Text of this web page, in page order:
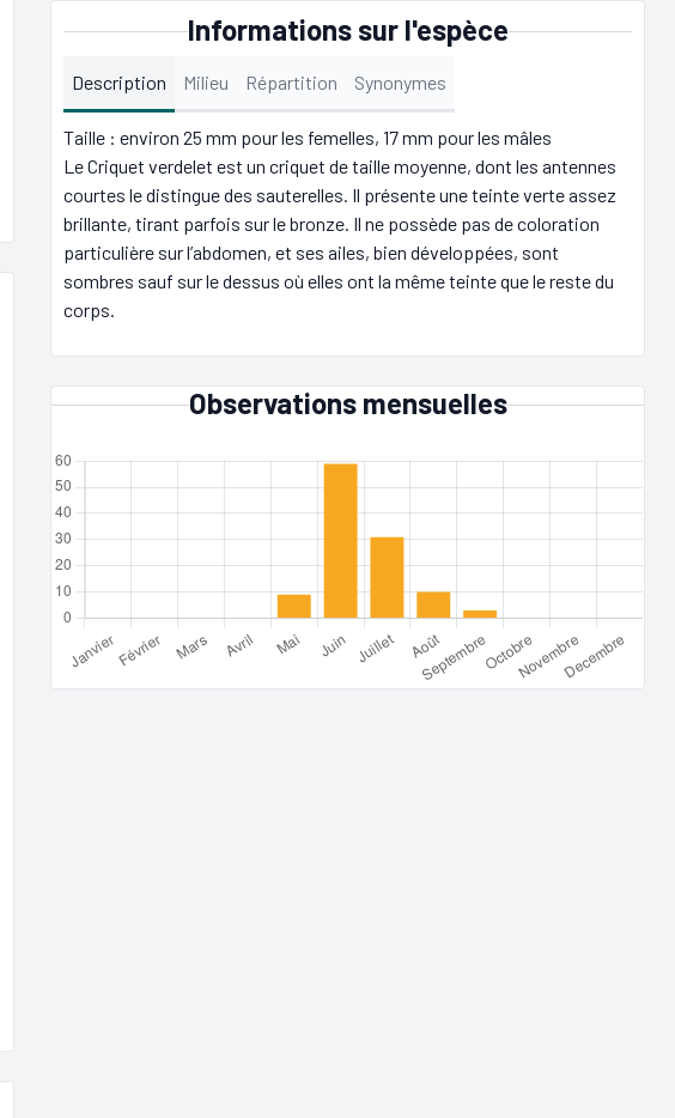
Informations sur l'espèce
Description Milieu Répartition Synonymes
Taille : environ 25 mm pour les femelles, 17 mm pour les mâles
Le Criquet verdelet est un criquet de taille moyenne, dont les antennes
courtes le distingue des sauterelles. Il présente une teinte verte assez
brillante, tirant parfois sur le bronze. Il ne possède pas de coloration
particulière sur l’abdomen, et ses ailes, bien développées, sont
sombres sauf sur le dessus où elles ont la même teinte que le reste du
corps.
Observations mensuelles